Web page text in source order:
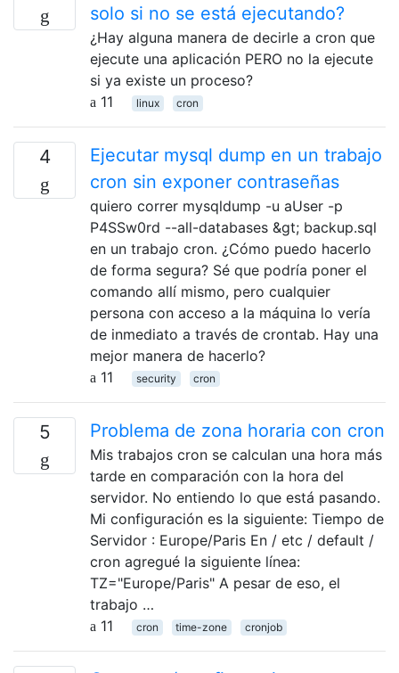
solo si no se está ejecutando?
¿Hay alguna manera de decirle a cron que
ejecute una aplicación PERO no la ejecute
si ya existe un proceso?
11
linux cron
4
Ejecutar mysql dump en un trabajo
cron sin exponer contraseñas
quiero correr mysqldump -u aUser -p
P4SSw0rd --all-databases &gt; backup.sql
en un trabajo cron. ¿Cómo puedo hacerlo
de forma segura? Sé que podría poner el
comando allí mismo, pero cualquier
persona con acceso a la máquina lo vería
de inmediato a través de crontab. Hay una
mejor manera de hacerlo?
11
security cron
5 Problema de zona horaria con cron
Mis trabajos cron se calculan una hora más
tarde en comparación con la hora del
servidor. No entiendo lo que está pasando.
Mi configuración es la siguiente: Tiempo de
Servidor : Europe/Paris En / etc / default /
cron agregué la siguiente línea:
TZ="Europe/Paris" A pesar de eso, el
trabajo …
11
cron time-zone cronjob